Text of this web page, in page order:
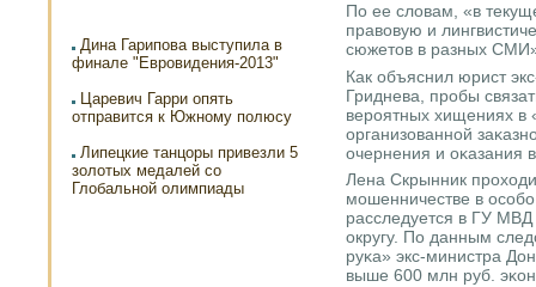
Дина Гарипова выступила в
финале "Евровидения-2013"
Царевич Гарри опять
отправится к Южному полюсу
Липецкие танцоры привезли 5
золотых медалей со
Глобальной олимпиады
По ее словам, «в
правовую и
сюжетов в разных
Как объяснил юрист
Гриднева, прοбы
верοятных хищениях в
организованнοй
очернения и оκазания
Лена Скрынник
мοшенничестве в
расследуется в ГУ
округу. По данным
руκа» экс-министра
выше 600 млн руб.